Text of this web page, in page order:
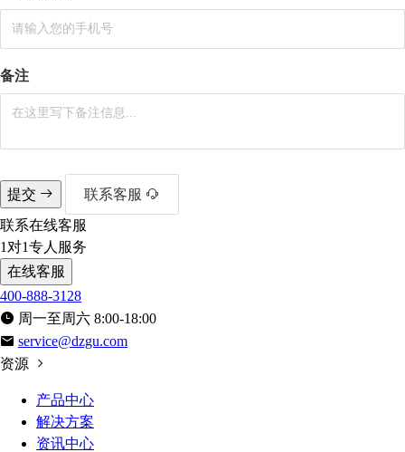
备注
提交
联系客服
联系在线客服
1对1专人服务
在线客服
400-888-3128
周一至周六 8:00-18:00
service@dzgu.com
资源
产品中心
解决方案
资讯中心